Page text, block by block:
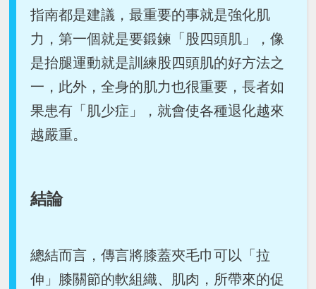
指南都是建議，最重要的事就是強化肌
力，第一個就是要鍛鍊「股四頭肌」，像
是抬腿運動就是訓練股四頭肌的好方法之
一，此外，全身的肌力也很重要，長者如
果患有「肌少症」，就會使各種退化越來
越嚴重。
結論
總結而言，傳言將膝蓋夾毛巾可以「拉
伸」膝關節的軟組織、肌肉，所帶來的促